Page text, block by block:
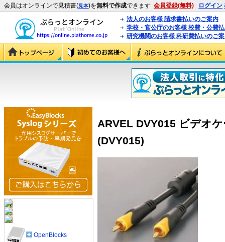
会員はオンラインで見積書(見本)を無料で作成できます 会員登録(無料) ログイン
法人のお客様 請求書払いのご案内
学校・官公庁のお客様 校費・公費
研究機関のお客様 科研費払いのご
ARVEL DVY015 ビデオ
(DVY015)
OpenBlocks